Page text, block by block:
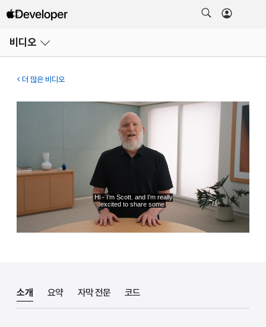
비디오
열기
더 많은 비디오
소개 요약 자막 전문 코드